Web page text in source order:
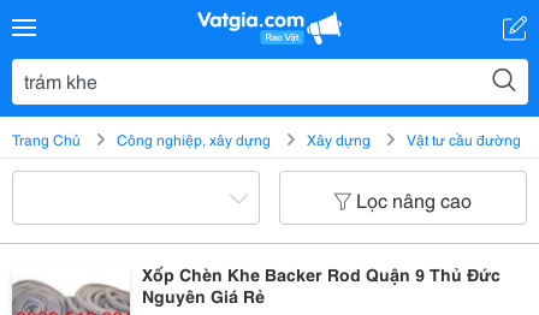
Trang Chủ Công nghiệp, xây dựng Xây dựng Vật tư cầu đường
Lọc nâng cao
Xốp Chèn Khe Backer Rod Quận 9 Thủ Đức
Nguyên Giá Rẻ